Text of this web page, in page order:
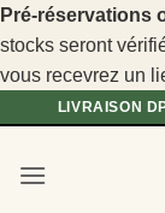
Pré-réservations
stocks seront
vous recevrez un
Passer
contenu
LIVRAISON